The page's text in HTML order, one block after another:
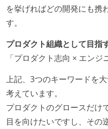
を挙げればどの開発にも携
す。
プロダクト組織として目指
「プロダクト志向 × エンジ
上記、3つのキーワードを
考えています。
プロダクトのグロースだけ
目を向けたいですし、その